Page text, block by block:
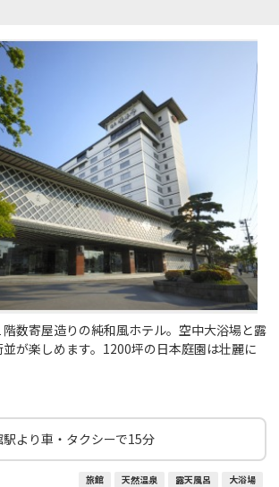
数寄屋造りの純和風ホテル。空中大浴場と露
が楽しめます。1200坪の日本庭園は壮麗に
駅より車・タクシーで15分
旅館 天然温泉 露天風呂 大浴場